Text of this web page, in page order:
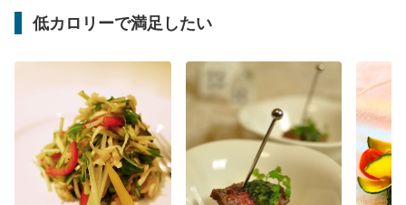
低カロリーで満足したい